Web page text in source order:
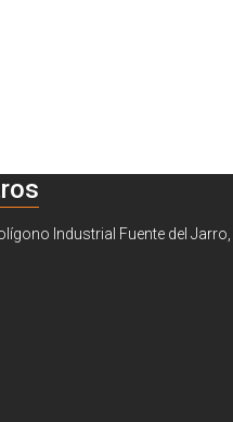
Industrial Fuente del